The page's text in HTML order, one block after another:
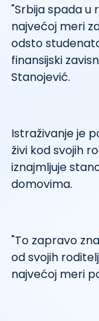
"Srbija spada u
najvećoj meri
odsto
finansijski
Stanojević.
Istraživanje je
živi kod svojih
iznajmljuje
domovima.
"To zapravo
od svojih
najvećoj meri